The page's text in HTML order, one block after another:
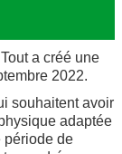
a créé une
2022.
souhaitent avoir
adaptée
période de